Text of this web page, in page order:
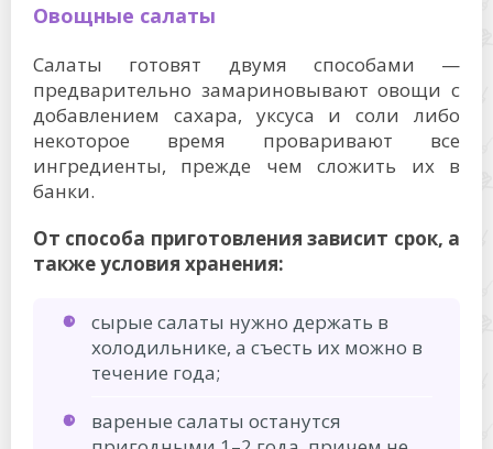
Овощные салаты
Салаты готовят двумя способами —
предварительно замариновывают овощи с
добавлением сахара, уксуса и соли либо
некоторое время проваривают все
ингредиенты, прежде чем сложить их в
банки.
От способа приготовления зависит срок, а
также условия хранения:
сырые салаты нужно держать в
холодильнике, а съесть их можно в
течение года;
вареные салаты останутся